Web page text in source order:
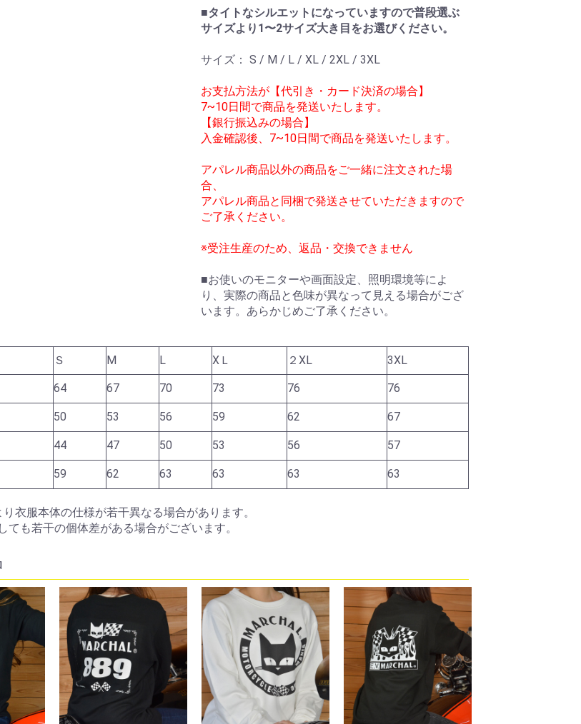
お買い物を続ける カートへ進む
■タイトなシルエットになっていますので普段選ぶ
サイズより1〜2サイズ大き目をお選びください。
サイズ： S / M / L / XL / 2XL / 3XL
お支払方法が【代引き・カード決済の場合】
7~10日間で商品を発送いたします。
【銀行振込みの場合】
入金確認後、7~10日間で商品を発送いたします。
アパレル商品以外の商品をご一緒に注文された場
合、
アパレル商品と同梱で発送させていただきますので
ご了承ください。
※受注生産のため、返品・交換できません
■お使いのモニターや画面設定、照明環境等によ
り、実際の商品と色味が異なって見える場合がござ
います。あらかじめご了承ください。
Ｓ M L XＬ ２XL 3XL
64 67 70 73 76 76
50 53 56 59 62 67
44 47 50 53 56 57
59 62 63 63 63 63
衣服本体の仕様が若干異なる場合があります。
ても若干の個体差がある場合がございます。